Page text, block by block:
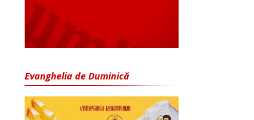
Evanghelia de Duminică